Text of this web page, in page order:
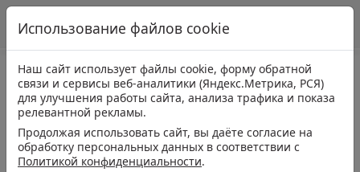
Использование файлов cookie
Наш сайт использует файлы cookie, форму обратной
связи и сервисы веб-аналитики (Яндекс.Метрика, РСЯ)
для улучшения работы сайта, анализа трафика и показа
релевантной рекламы.
Продолжая использовать сайт, вы даёте согласие на
обработку персональных данных в соответствии с
Политикой конфиденциальности.